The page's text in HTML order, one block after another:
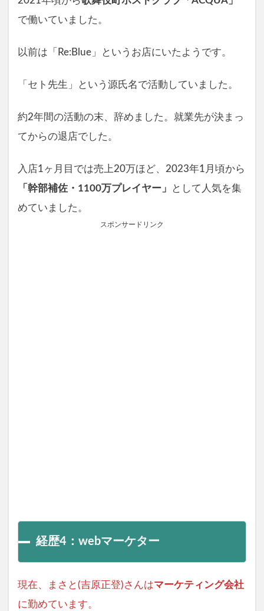
で働いていました。
以前は「Re:Blue」というお店にいたようです。
「セト先生」という源氏名で活動していました。
約2年間の活動の末、辞めました。就業先が決まっ
てからの退店でした。
入店1ヶ月目では売上20万ほど、2023年1月頃から
「幹部補佐・1100万プレイヤー」 として人気を集
めていました。
スポンサードリンク
経歴4：webマーケター
現在、まさと(吉原正登)さんはマーケティング会社
に勤めています。